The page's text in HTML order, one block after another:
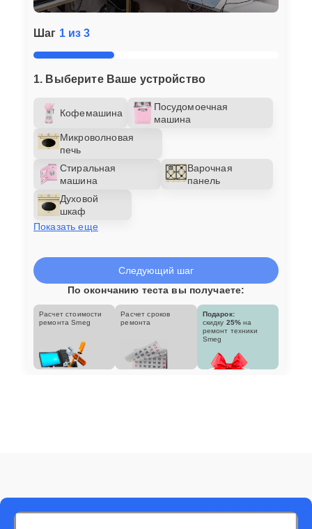
Шаг 1 из 3
1. Выберите Ваше устройство
Кофемашина
Посудомоечная
машина
Микроволновая
печь
Стиральная
машина
Варочная
панель
Духовой
шкаф
Показать еще
Следующий шаг
По окончанию теста вы получаете:
Расчет стоимости
ремонта Smeg
Расчет сроков
ремонта
Подарок:
скидку 25% на
ремонт техники
Smeg